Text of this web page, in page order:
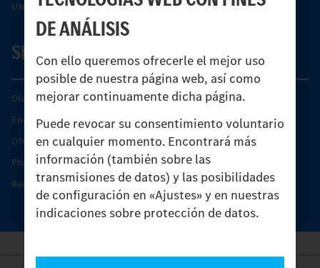
DE ANÁLISIS
Con ello queremos ofrecerle el mejor uso
posible de nuestra página web, así como
mejorar continuamente dicha página.
Puede revocar su consentimiento voluntario
en cualquier momento. Encontrará más
información (también sobre las
transmisiones de datos) y las posibilidades
de configuración en «Ajustes» y en nuestras
indicaciones sobre protección de datos.
UNI-TOUCH®
SERVICIO
Días de Servicio del Unimog
Encontrar un socio
Oferta de servicio del Unimog
Productos de piezas y servicio
Recambios originales